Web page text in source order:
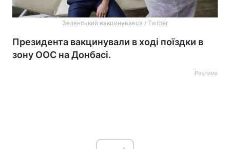
Зеленський вакцинувався / Twitter
Президента вакцинували в ході поїздки в
зону ООС на Донбасі.
Реклама